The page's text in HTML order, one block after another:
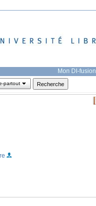
Mon DI-fusion
partout